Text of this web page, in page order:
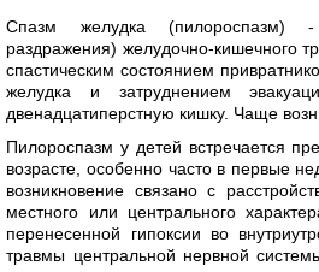
Спазм желудка (пилороспазм) -
раздражения) желудочно-кишечного
спастическим состоянием
желудка и затруднением
двенадцатиперстную кишку. Чаще
Пилороспазм у детей встречается
возрасте, особенно часто в первые
возникновение связано с
местного или центрального
перенесенной гипоксии во
травмы центральной нервной